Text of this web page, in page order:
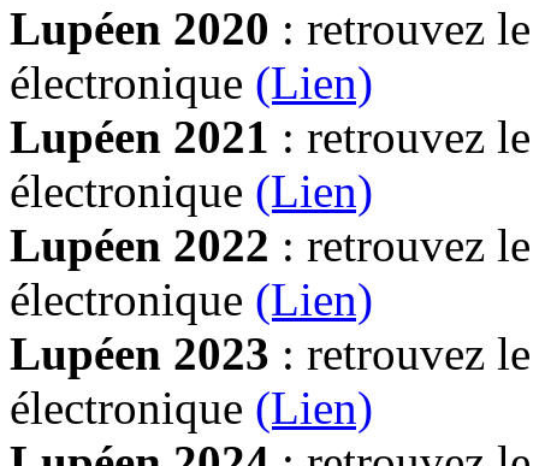
Lupéen 2020 : retrouvez
électronique (Lien)
Lupéen 2021 : retrouvez
électronique (Lien)
Lupéen 2022 : retrouvez
électronique (Lien)
Lupéen 2023 : retrouvez
électronique (Lien)